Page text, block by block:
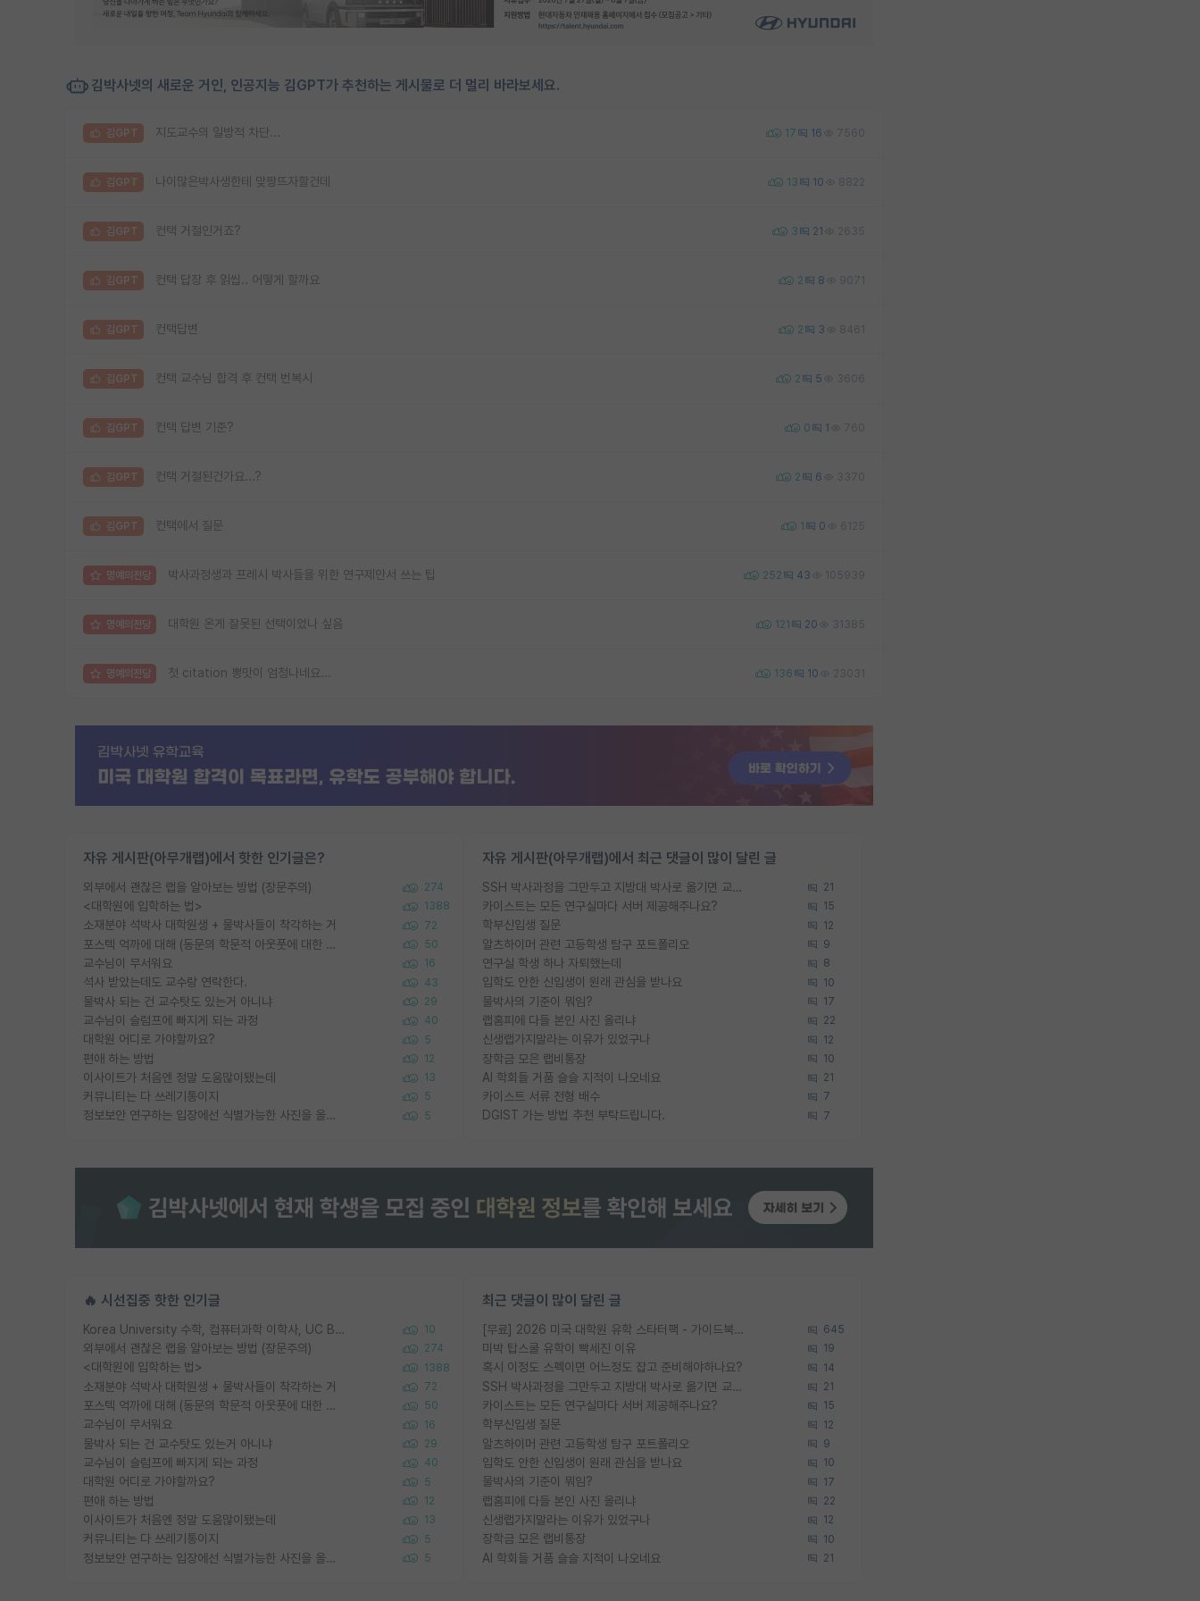
김박사넷의 새로운 거인, 인공지능 김GPT가 추천하는 게시물로 더 멀리 바라보세요.
김GPT 지도교수의 일방적 차단... 17 16 7560
김GPT 나이많은박사생한테 맞짱뜨자할건데 13 10 8822
김GPT 컨택 거절인거죠? 3 21 2635
김GPT 컨택 답장 후 읽씹.. 어떻게 할까요 2 8 9071
김GPT 컨택답변 2 3 8461
김GPT 컨택 교수님 합격 후 컨택 번복시 2 5 3606
김GPT 컨택 답변 기준? 0 1 760
김GPT 컨택 거절된건가요...? 2 6 3370
김GPT 컨택에서 질문 1 0 6125
명예의전당 박사과정생과 프레시 박사들을 위한 연구제안서 쓰는 팁 252 43 105939
명예의전당 대학원 온게 잘못된 선택이었나 싶음 121 20 31385
명예의전당 첫 citation 뽕맛이 엄청나네요... 136 10 23031
자유 게시판(아무개랩)에서 핫한 인기글은?
외부에서 괜찮은 랩을 알아보는 방법 (장문주의) 274
<대학원에 입학하는 법> 1388
소재분야 석박사 대학원생 + 물박사들이 착각하는 거 72
포스텍 억까에 대해 (동문의 학문적 아웃풋에 대한 반박) 50
교수님이 무서워요 16
석사 받았는데도 교수랑 연락한다. 43
물박사 되는 건 교수탓도 있는거 아니냐 29
교수님이 슬럼프에 빠지게 되는 과정 40
대학원 어디로 가야할까요? 5
편애 하는 방법 12
이사이트가 처음엔 정말 도움많이됐는데 13
커뮤니티는 다 쓰레기통이지 5
정보보안 연구하는 입장에선 식별가능한 사진을 올리는건 비추이긴함 5
자유 게시판(아무개랩)에서 최근 댓글이 많이 달린 글
SSH 박사과정을 그만두고 지방대 박사로 옮기면 교수의 꿈은 끝일까요? 21
카이스트는 모든 연구실마다 서버 제공해주나요? 15
학부신입생 질문 12
알츠하이머 관련 고등학생 탐구 포트폴리오 9
연구실 학생 하나 자퇴했는데 8
입학도 안한 신입생이 원래 관심을 받나요 10
물박사의 기준이 뭐임? 17
랩홈피에 다들 본인 사진 올리냐 22
신생랩가지말라는 이유가 있었구나 12
장학금 모은 랩비통장 10
AI 학회들 거품 슬슬 지적이 나오네요 21
카이스트 서류 전형 배수 7
DGIST 가는 방법 추천 부탁드립니다. 7
🔥 시선집중 핫한 인기글
Korea University 수학, 컴퓨터과학 이학사, UC Berkeley 산업공학 대학원 공학박사가 되는 것은 쉽지 않겠죠? 10
외부에서 괜찮은 랩을 알아보는 방법 (장문주의) 274
<대학원에 입학하는 법> 1388
소재분야 석박사 대학원생 + 물박사들이 착각하는 거 72
포스텍 억까에 대해 (동문의 학문적 아웃풋에 대한 반박) 50
교수님이 무서워요 16
물박사 되는 건 교수탓도 있는거 아니냐 29
교수님이 슬럼프에 빠지게 되는 과정 40
대학원 어디로 가야할까요? 5
편애 하는 방법 12
이사이트가 처음엔 정말 도움많이됐는데 13
커뮤니티는 다 쓰레기통이지 5
정보보안 연구하는 입장에선 식별가능한 사진을 올리는건 비추이긴함 5
최근 댓글이 많이 달린 글
[무료] 2026 미국 대학원 유학 스타터팩 - 가이드북 & 합격자 컨택메일 템플릿 645
미박 탑스쿨 유학이 빡세진 이유 19
혹시 이정도 스펙이면 어느정도 잡고 준비해야하나요? 14
SSH 박사과정을 그만두고 지방대 박사로 옮기면 교수의 꿈은 끝일까요? 21
카이스트는 모든 연구실마다 서버 제공해주나요? 15
학부신입생 질문 12
알츠하이머 관련 고등학생 탐구 포트폴리오 9
입학도 안한 신입생이 원래 관심을 받나요 10
물박사의 기준이 뭐임? 17
랩홈피에 다들 본인 사진 올리냐 22
신생랩가지말라는 이유가 있었구나 12
장학금 모은 랩비통장 10
AI 학회들 거품 슬슬 지적이 나오네요 21